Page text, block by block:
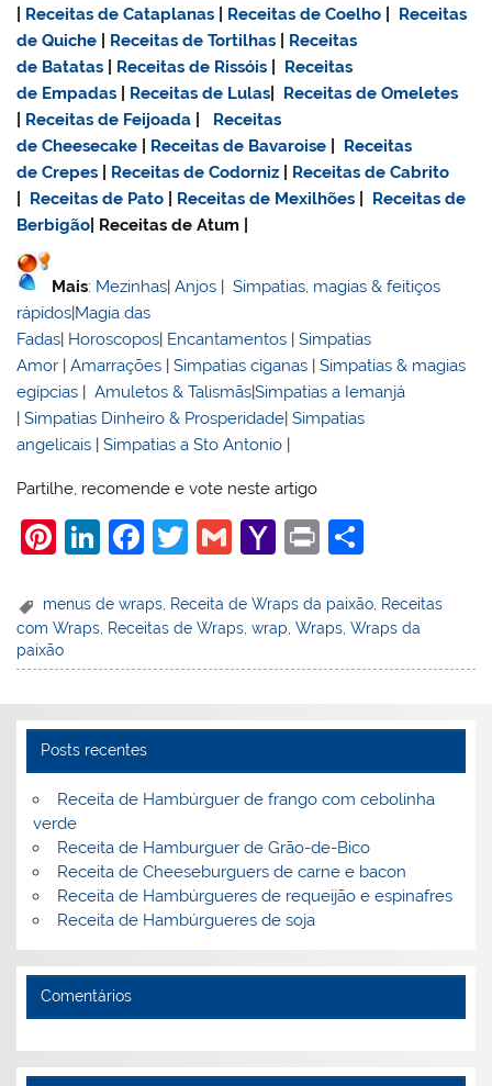
Receitas de Cataplanas Receitas de Coelho
Receitas
de Quiche
Receitas de Tortilhas
Receitas
de Batatas
Receitas de Rissóis
Receitas
de Empadas
Receitas de Lulas
Receitas de Omeletes
Receitas de Feijoada
Receitas
de Cheesecake
Receitas de Bavaroise
Receitas
de Crepes
Receitas de Codorniz
Receitas de Cabrito
Receitas de Pato Receitas de Mexilhões
Receitas de
Berbigão | Receitas de Atum |
Mais: Mezinhas |Anjos |Simpatias, magias & feitiços
rápidos Magia das
Fadas Horoscopos Encantamentos |Simpatias
Amor |Amarrações |Simpatias ciganas |Simpatias & magias
egípcias |Amuletos & Talismãs|Simpatias a Iemanjá
|Simpatias Dinheiro & Prosperidade |Simpatias
angelicais |Simpatias a Sto Antonio
Partilhe, recomende e vote neste artigo
Pi
er
e
st
Li
k
e
dI
F
c
e
b
o
k
T
itt
er
G
ai
l
Y
h
o
o
l
Pr
t
ar
e
menus de wraps Receita de Wraps da paixão Receitas
com Wraps Receitas de Wraps ,wrap ,Wraps ,Wraps da
paixão
Posts recentes
Receita de Hambúrguer de frango com cebolinha
verde
Receita de Hamburguer de Grão-de-Bico
Receita de Cheeseburguers de carne e bacon
Receita de Hambúrgueres de requeijão e espinafres
Receita de Hambúrgueres de soja
Comentários